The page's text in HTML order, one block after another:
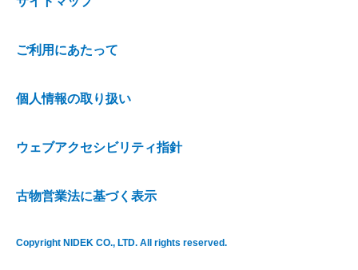
ご利用にあたって
個人情報の取り扱い
ウェブアクセシビリティ指針
古物営業法に基づく表示
Copyright NIDEK CO., LTD. All rights reserved.